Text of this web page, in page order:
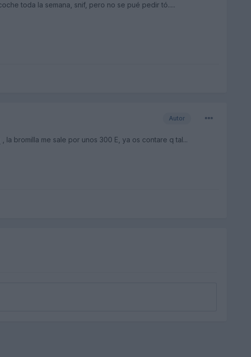
toda la semana, snif, pero no se pué pedir tó.....
Autor
, la bromilla me sale por unos 300 E, ya os contare q tal...